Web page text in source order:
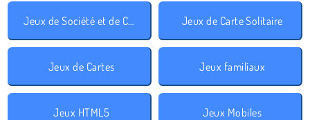
Jeux de Société et de Cartes Jeux de Carte Solitaire
Jeux de Cartes Jeux familiaux
Jeux HTML5 Jeux Mobiles